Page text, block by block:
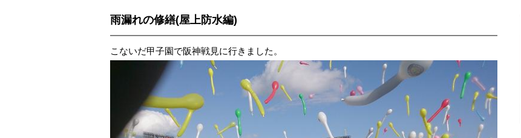
雨漏れの修繕(屋上防水編)
こないだ甲子園で阪神戦見に行きました。